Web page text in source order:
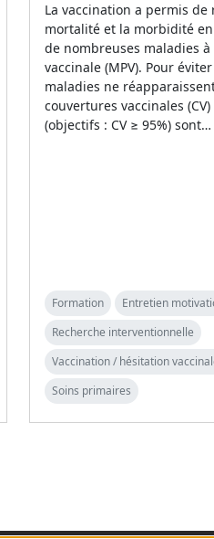
La vaccination a permis de
mortalité et la morbidité
de nombreuses maladies
vaccinale (MPV). Pour
maladies ne
couvertures vaccinales (CV)
(objectifs : CV ≥ 95%) sont…
Formation
Entretien
Recherche interventionnelle
Vaccination / hésitation
Soins primaires